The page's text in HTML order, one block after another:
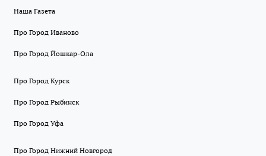
Наша Газета
Про Город Иваново
Про Город Йошкар-Ола
Про Город Курск
Про Город Рыбинск
Про Город Уфа
Про Город Нижний Новгород